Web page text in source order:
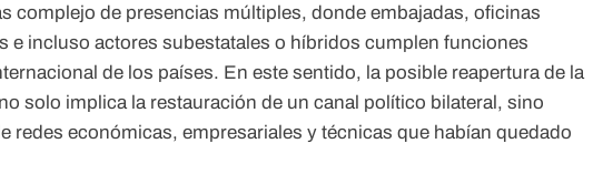
complejo de presencias múltiples, donde embajadas, oficinas
e incluso actores subestatales o híbridos cumplen funciones
de los países. En este sentido, la posible reapertura de la
solo implica la restauración de un canal político bilateral, sino
redes económicas, empresariales y técnicas que habían quedado